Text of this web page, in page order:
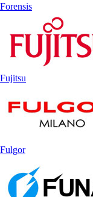
Forensis
Fujitsu
Fulgor